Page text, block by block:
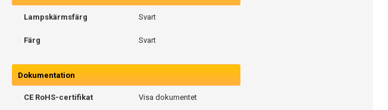
Lampskärmsfärg Svart
Färg Svart
Dokumentation
CE RoHS-certifikat Visa dokumentet